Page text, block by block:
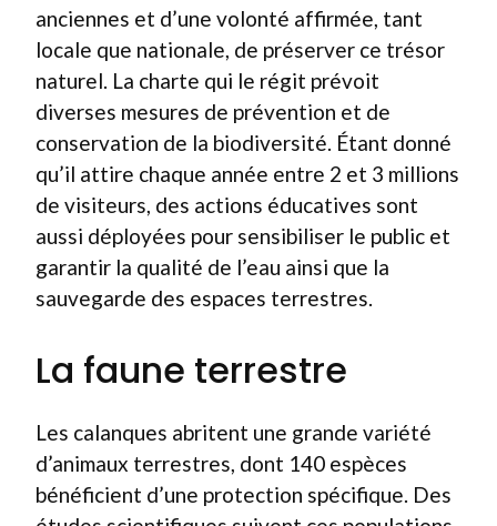
anciennes et d’une volonté affirmée, tant
locale que nationale, de préserver ce trésor
naturel. La charte qui le régit prévoit
diverses mesures de prévention et de
conservation de la biodiversité. Étant donné
qu’il attire chaque année entre 2 et 3 millions
de visiteurs, des actions éducatives sont
aussi déployées pour sensibiliser le public et
garantir la qualité de l’eau ainsi que la
sauvegarde des espaces terrestres.
La faune terrestre
Les calanques abritent une grande variété
d’animaux terrestres, dont 140 espèces
bénéficient d’une protection spécifique. Des